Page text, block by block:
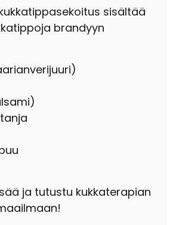
sisältää
brandyyn
ja tutustu kukkaterapian